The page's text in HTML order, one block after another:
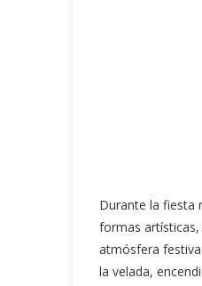
Durante la fiesta
formas artísticas,
atmósfera
la velada,